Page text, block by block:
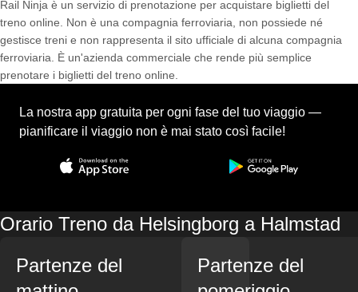
Rail Ninja è un servizio di prenotazione per acquistare biglietti del
treno online. Non è una compagnia ferroviaria, non possiede né
gestisce treni e non rappresenta il sito ufficiale di alcuna compagnia
ferroviaria. È un'azienda commerciale che rende più semplice
prenotare i biglietti del treno online.
La nostra app gratuita per ogni fase del tuo viaggio —
pianificare il viaggio non è mai stato così facile!
Orario Treno da Helsingborg a Halmstad
Partenze del
Partenze del